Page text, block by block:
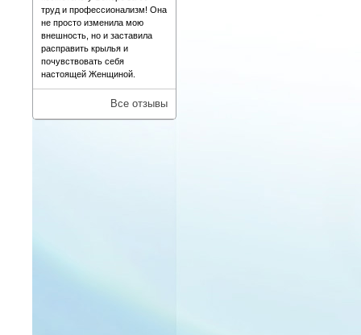
труд и профессионализм! Она
не просто изменила мою
внешность, но и заставила
расправить крылья и
почувствовать себя
настоящей Женщиной.
Все отзывы